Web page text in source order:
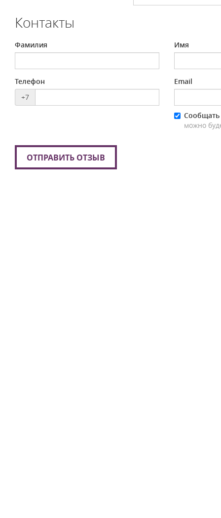
Контакты
Фамилия Имя
Телефон
+7
Email
Сообщать
можно
ОТПРАВИТЬ ОТЗЫВ